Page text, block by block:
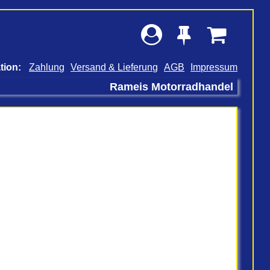
Zahlung Versand & Lieferung AGB Impressum
Rameis Motorradhandel